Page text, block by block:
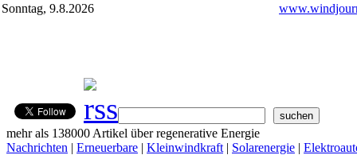
Sonntag, 9.8.2026
mehr als 138000 Artikel über regenerative Energie
Nachrichten | Erneuerbare | Kleinwindkraft | Solarenergie |